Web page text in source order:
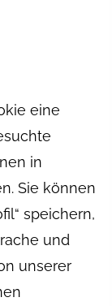
eine
in
Sie können
speichern,
und
unserer